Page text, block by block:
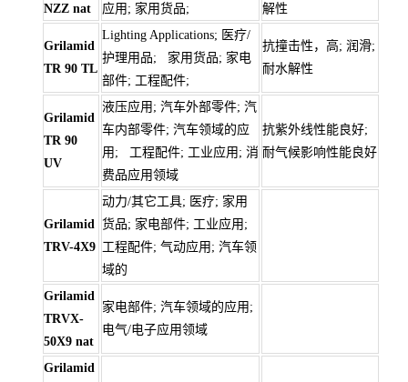
NZZ nat
应用; 家用货品;
解性
Grilamid
TR 90 TL
Lighting Applications; 医疗/
护理用品; 家用货品; 家电
部件; 工程配件;
抗撞击性，高; 润滑;
耐水解性
Grilamid
TR 90
UV
液压应用; 汽车外部零件; 汽
车内部零件; 汽车领域的应
用; 工程配件; 工业应用; 消
费品应用领域
抗紫外线性能良好;
耐气候影响性能良好
Grilamid
TRV-4X9
动力/其它工具; 医疗; 家用
货品; 家电部件; 工业应用;
工程配件; 气动应用; 汽车领
域的
Grilamid
TRVX-
50X9 nat
家电部件; 汽车领域的应用;
电气/电子应用领域
Grilamid